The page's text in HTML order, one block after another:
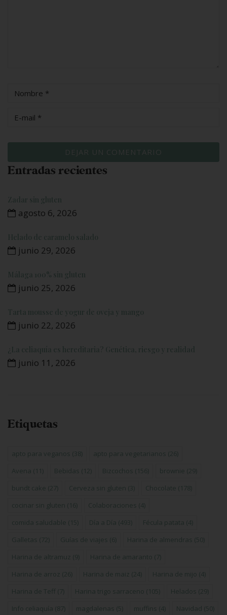
Entradas recientes
Zadar sin gluten
agosto 6, 2026
Helado de caramelo salado
junio 29, 2026
Málaga 100% sin gluten
junio 25, 2026
Tarta mousse de yogur de oveja y mango
junio 22, 2026
¿La celiaquía es hereditaria? Genética, riesgo y realidad
junio 11, 2026
Etiquetas
apto para veganos (38) apto para vegetarianos (26)
Avena (11) Bebidas (12) Bizcochos (156) brownie (29)
bundt cake (27) Cerveza sin gluten (3) Chocolate (178)
cocinar sin gluten (16) Colaboraciones (4)
comida saludable (15) Día a Día (493) Fécula patata (4)
Galletas (72) Guías de viajes (6) Harina de almendras (50)
Harina de altramuz (9) Harina de amaranto (7)
Harina de arroz (26) Harina de maiz (24) Harina de mijo (4)
Harina de Teff (7) Harina trigo sarraceno (105) Helados (29)
Info celiaquía (87) magdalenas (5) muffins (4) Navidad (50)